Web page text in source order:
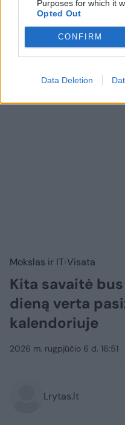
Purposes for which it
Opted Out
CONFIRM
Data Deletion
Prisijungti
Mokslas ir IT Visata
Kita savaitė
dieną verta
kalendoriuje
2026 m. rugpjūčio 6 d. 16:51
Lrytas.lt